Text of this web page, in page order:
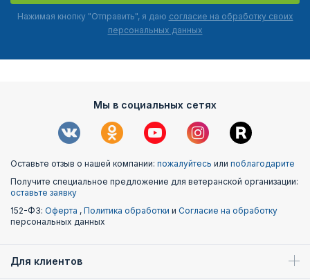
Нажимая кнопку "Отправить", я даю согласие на обработку своих
персональных данных
Мы в социальных сетях
Оставьте отзыв о нашей компании: пожалуйтесь или поблагодарите
Получите специальное предложение для ветеранской организации:
оставьте заявку
152-ФЗ: Оферта , Политика обработки и Согласие на обработку
персональных данных
Для клиентов